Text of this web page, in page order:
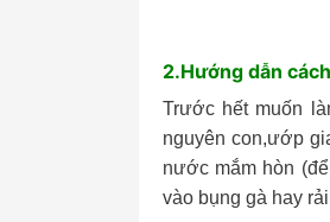
2.Hướng dẫn
Trước hết muốn
nguyên con,ướp
nước mắm hòn
vào bụng gà hay